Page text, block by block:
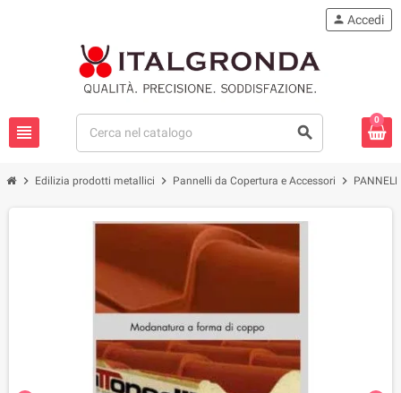
view_headline search
person Accedi
0
chevron_right Edilizia prodotti metallici chevron_right Pannelli da Copertura e Accessori chevron_right